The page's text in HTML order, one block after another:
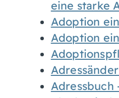
eine starke
Adoption
Adoption
Adressbuch